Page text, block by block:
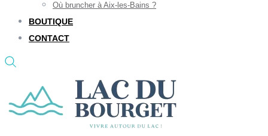
Où bruncher à Aix-les-Bains ?
BOUTIQUE
CONTACT